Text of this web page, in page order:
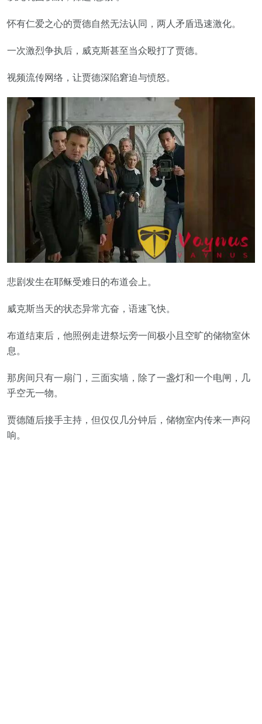
怀有仁爱之心的贾德自然无法认同，两人矛盾迅速激化。
一次激烈争执后，威克斯甚至当众殴打了贾德。
视频流传网络，让贾德深陷窘迫与愤怒。
悲剧发生在耶稣受难日的布道会上。
威克斯当天的状态异常亢奋，语速飞快。
布道结束后，他照例走进祭坛旁一间极小且空旷的储物室休
息。
那房间只有一扇门，三面实墙，除了一盏灯和一个电闸，几
乎空无一物。
贾德随后接手主持，但仅仅几分钟后，储物室内传来一声闷
响。